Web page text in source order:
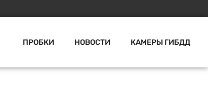
ПРОБКИ НОВОСТИ КАМЕРЫ ГИБДД